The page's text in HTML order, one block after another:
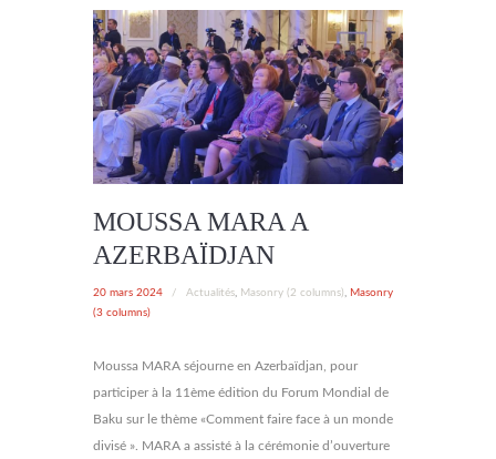
MOUSSA MARA A
AZERBAÏDJAN
20 mars 2024 / Actualités, Masonry (2 columns) , Masonry
(3 columns)
Moussa MARA séjourne en Azerbaïdjan, pour
participer à la 11ème édition du Forum Mondial de
Baku sur le thème «Comment faire face à un monde
divisé ». MARA a assisté à la cérémonie d’ouverture